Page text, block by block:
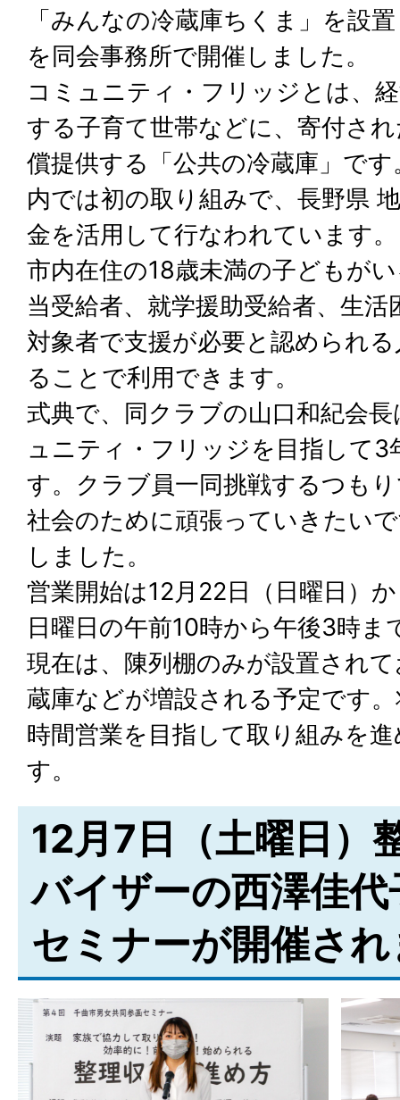
「みんなの冷蔵庫ちくま」を設
を同会事務所で開催しました。
コミュニティ・フリッジとは、
する子育て世帯などに、寄付さ
償提供する「公共の冷蔵庫」で
内では初の取り組みで、長野県
金を活用して行なわれています。
市内在住の18歳未満の子どもが
当受給者、就学援助受給者、生
対象者で支援が必要と認められ
ることで利用できます。
式典で、同クラブの山口和紀会
ュニティ・フリッジを目指して3
す。クラブ員一同挑戦するつも
社会のために頑張っていきたい
しました。
営業開始は12月22日（日曜日）
日曜日の午前10時から午後3時ま
現在は、陳列棚のみが設置され
蔵庫などが増設される予定です
時間営業を目指して取り組みを
す。
12月7日（土曜日）
バイザーの西澤佳
セミナーが開催さ